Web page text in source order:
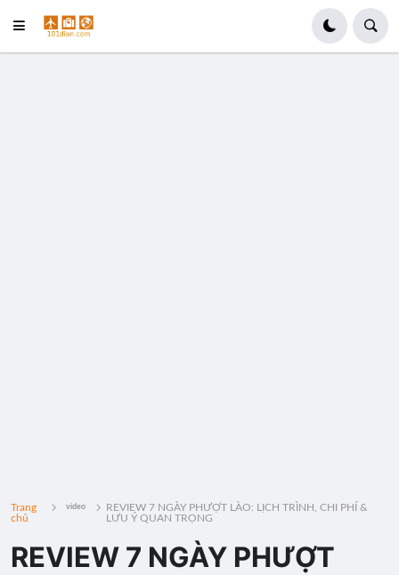
Trang
chủ
video
REVIEW 7 NGÀY PHƯỢT LÀO: LỊCH TRÌNH, CHI PHÍ &
LƯU Ý QUAN TRỌNG
REVIEW 7 NGÀY PHƯỢT